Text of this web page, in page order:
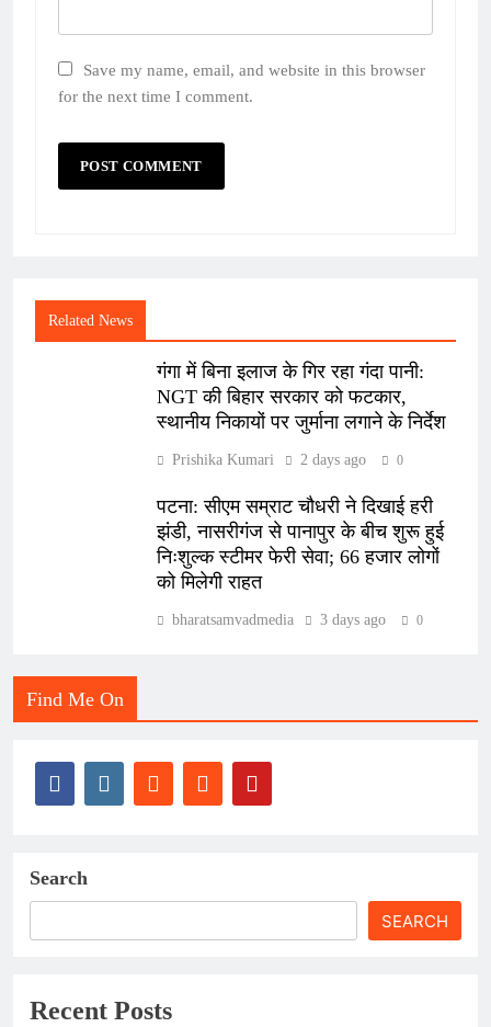
Save my name, email, and website in this browser
for the next time I comment.
Related News
गंगा में बिना इलाज के गिर रहा गंदा पानी:
NGT की बिहार सरकार को फटकार,
स्थानीय निकायों पर जुर्माना लगाने के निर्देश
Prishika Kumari 2 days ago 0
पटना: सीएम सम्राट चौधरी ने दिखाई हरी
झंडी, नासरीगंज से पानापुर के बीच शुरू हुई
निःशुल्क स्टीमर फेरी सेवा; 66 हजार लोगों
को मिलेगी राहत
bharatsamvadmedia 3 days ago 0
Find Me On
Search
SEARCH
Recent Posts